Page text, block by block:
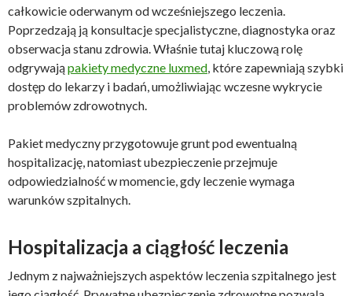
całkowicie oderwanym od wcześniejszego leczenia.
Poprzedzają ją konsultacje specjalistyczne, diagnostyka oraz
obserwacja stanu zdrowia. Właśnie tutaj kluczową rolę
odgrywająpakiety medyczne luxmed, które zapewniają szybki
dostęp do lekarzy i badań, umożliwiając wczesne wykrycie
problemów zdrowotnych.
Pakiet medyczny przygotowuje grunt pod ewentualną
hospitalizację, natomiast ubezpieczenie przejmuje
odpowiedzialność w momencie, gdy leczenie wymaga
warunków szpitalnych.
Hospitalizacja a ciągłość leczenia
Jednym z najważniejszych aspektów leczenia szpitalnego jest